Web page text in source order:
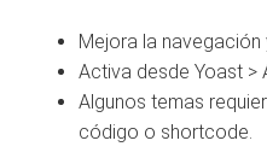
Mejora la navegación
Activa desde Yoast >
Algunos temas
código o shortcode.